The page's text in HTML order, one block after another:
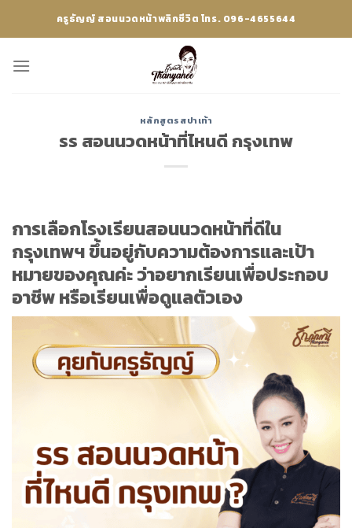
ครูธัญญ์ สอนนวดหน้าพลิกชีวิต โทร. 096-4655644
หลักสูตรสปาเท้า
รร สอนนวดหน้าที่ไหนดี กรุงเทพ
การเลือกโรงเรียนสอนนวดหน้าที่ดีใน
กรุงเทพฯ ขึ้นอยู่กับความต้องการและเป้า
หมายของคุณค่ะ ว่าอยากเรียนเพื่อประกอบ
อาชีพ หรือเรียนเพื่อดูแลตัวเอง